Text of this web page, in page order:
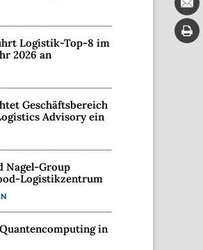
Logistik-Top-8 im
2026 an
Geschäftsbereich
Advisory ein
Nagel-Group
Logistikzentrum
in